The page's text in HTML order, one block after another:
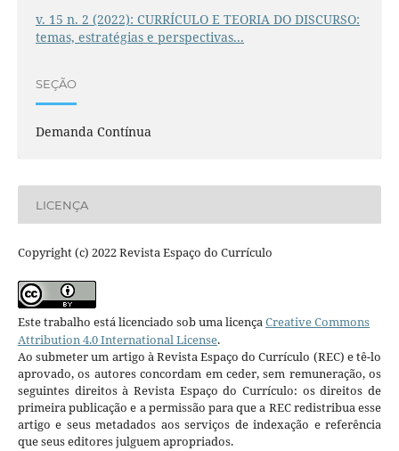
v. 15 n. 2 (2022): CURRÍCULO E TEORIA DO DISCURSO:
temas, estratégias e perspectivas...
SEÇÃO
Demanda Contínua
LICENÇA
Copyright (c) 2022 Revista Espaço do Currículo
Este trabalho está licenciado sob uma licençaCreative Commons
Attribution 4.0 International License.
Ao submeter um artigo à Revista Espaço do Currículo (REC) e tê-lo
aprovado, os autores concordam em ceder, sem remuneração, os
seguintes direitos à Revista Espaço do Currículo: os direitos de
primeira publicação e a permissão para que a REC redistribua esse
artigo e seus metadados aos serviços de indexação e referência
que seus editores julguem apropriados.